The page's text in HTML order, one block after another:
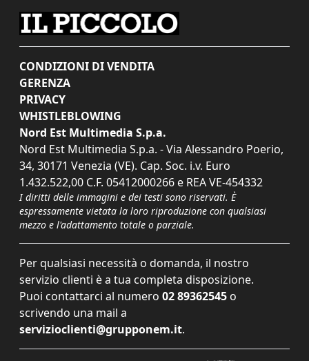
CONDIZIONI DI VENDITA
GERENZA
PRIVACY
WHISTLEBLOWING
Nord Est Multimedia S.p.a.
Nord Est Multimedia S.p.a. - Via Alessandro Poerio,
34, 30171 Venezia (VE). Cap. Soc. i.v. Euro
1.432.522,00 C.F. 05412000266 e REA VE-454332
I diritti delle immagini e dei testi sono riservati. È
espressamente vietata la loro riproduzione con qualsiasi
mezzo e l'adattamento totale o parziale.
Per qualsiasi necessità o domanda, il nostro
servizio clienti è a tua completa disposizione.
Puoi contattarci al numero 02 89362545 o
scrivendo una mail a
servizioclienti@grupponem.it.